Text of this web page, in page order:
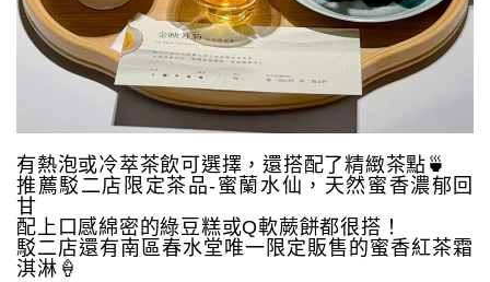
有熱泡或冷萃茶飲可選擇，還搭配了精緻茶點🍵
推薦駁二店限定茶品-蜜蘭水仙，天然蜜香濃郁回
甘
配上口感綿密的綠豆糕或Q軟蕨餅都很搭！
駁二店還有南區春水堂唯一限定販售的蜜香紅茶霜
淇淋🍦